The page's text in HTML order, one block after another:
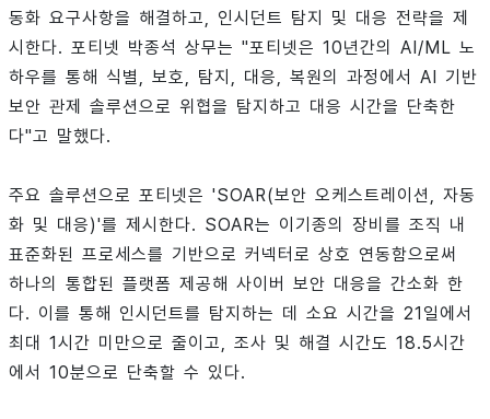
동화 요구사항을 해결하고, 인시던트 탐지 및 대응 전략을 제
시한다. 포티넷 박종석 상무는 "포티넷은 10년간의 AI/ML 노
하우를 통해 식별, 보호, 탐지, 대응, 복원의 과정에서 AI 기반
보안 관제 솔루션으로 위협을 탐지하고 대응 시간을 단축한
다"고 말했다.
주요 솔루션으로 포티넷은 'SOAR(보안 오케스트레이션, 자동
화 및 대응)'를 제시한다. SOAR는 이기종의 장비를 조직 내
표준화된 프로세스를 기반으로 커넥터로 상호 연동함으로써
하나의 통합된 플랫폼 제공해 사이버 보안 대응을 간소화 한
다. 이를 통해 인시던트를 탐지하는 데 소요 시간을 21일에서
최대 1시간 미만으로 줄이고, 조사 및 해결 시간도 18.5시간
에서 10분으로 단축할 수 있다.